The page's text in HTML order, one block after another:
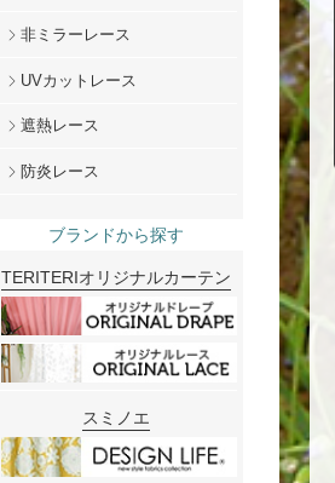
非ミラーレース
UVカットレース
遮熱レース
防炎レース
ブランドから探す
TERITERIオリジナルカーテン
スミノエ